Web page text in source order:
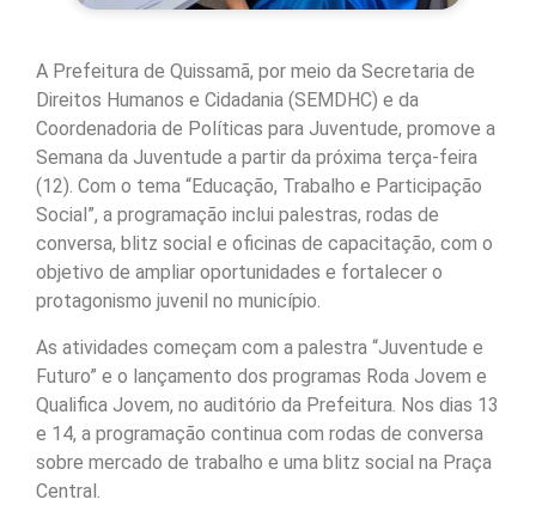
A Prefeitura de Quissamã, por meio da Secretaria de
Direitos Humanos e Cidadania (SEMDHC) e da
Coordenadoria de Políticas para Juventude, promove a
Semana da Juventude a partir da próxima terça-feira
(12). Com o tema “Educação, Trabalho e Participação
Social”, a programação inclui palestras, rodas de
conversa, blitz social e oficinas de capacitação, com o
objetivo de ampliar oportunidades e fortalecer o
protagonismo juvenil no município.
As atividades começam com a palestra “Juventude e
Futuro” e o lançamento dos programas Roda Jovem e
Qualifica Jovem, no auditório da Prefeitura. Nos dias 13
e 14, a programação continua com rodas de conversa
sobre mercado de trabalho e uma blitz social na Praça
Central.